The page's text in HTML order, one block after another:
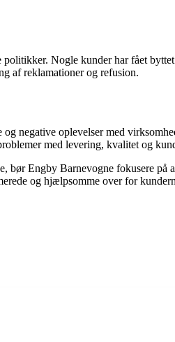
Nogle kunder har fået
af reklamationer og refusion.
negative oplevelser med
med levering, kvalitet og
bør Engby Barnevogne fokusere
og hjælpsomme over for